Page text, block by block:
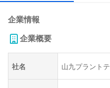
企業情報
企業概要
社名 山九プラント